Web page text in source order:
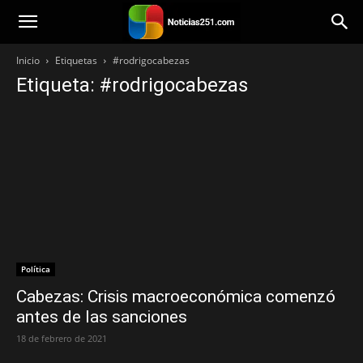
Noticias251
Inicio Etiquetas #rodrigocabezas
Etiqueta: #rodrigocabezas
Política
Cabezas: Crisis macroeconómica comenzó
antes de las sanciones
18 de febrero de 2021